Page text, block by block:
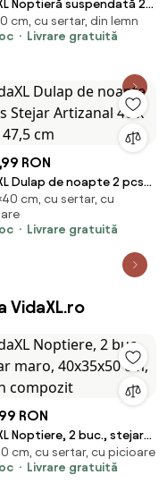
Noptieră suspendată 2
Artizanal 50 x 36 x
cm, cu sertar, din lemn
Livrare gratuită
RON
Dulap de noapte 2 pcs
Artizanal 40 x 35 x 47,5
cm, cu sertar, cu
Livrare gratuită
VidaXL.ro
RON
Noptiere, 2 buc., stejar
40x35x50 cm, lemn
cm, cu sertar, cu picioare
Livrare gratuită